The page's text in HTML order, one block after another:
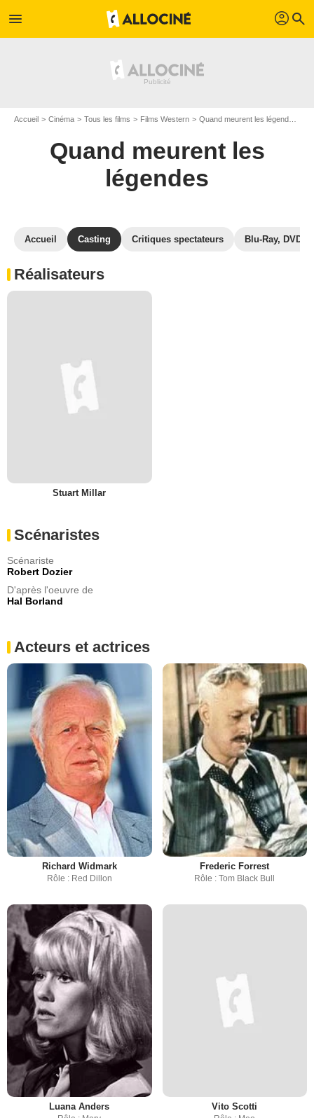
menu profil search
Accueil Cinéma Tous les films Films Western Quand meurent les légendes
Quand meurent les
légendes
Accueil Casting Critiques spectateurs Blu-Ray, DVD
Réalisateurs
Stuart Millar
Scénaristes
Scénariste
Robert Dozier
D'après l'oeuvre de
Hal Borland
Acteurs et actrices
Richard Widmark
Rôle : Red Dillon
Frederic Forrest
Rôle : Tom Black Bull
Luana Anders Vito Scotti